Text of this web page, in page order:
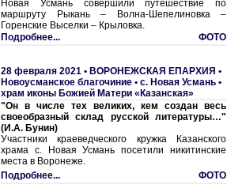
Новая Усмань совершили путешествие по
маршруту Рыкань – Волна-Шепелиновка –
Горенские Выселки – Крыловка.
Подробнее...
ФОТО
28 февраля 2021 • ВОРОНЕЖСКАЯ ЕПАРХИЯ •
Новоусманское благочиние • с. Hовая Усмань •
храм иконы Божией Матери «Казанская»
"Он в числе тех великих, кем создан весь
своеобразный склад русской литературы…"
(И.А. Бунин)
Участники краеведческого кружка Казанского
храма с. Новая Усмань посетили никитинские
места в Воронеже.
Подробнее...
ФОТО